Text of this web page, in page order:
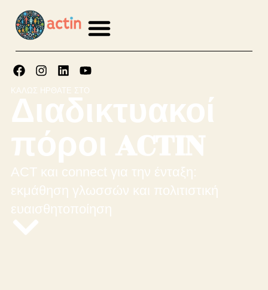
ΚΑΛΩΣ ΗΡΘΑΤΕ ΣΤΟ
Διαδικτυακοί
πόροι ACTIN
ACT και connect για την ένταξη:
εκμάθηση γλωσσών και πολιτιστική
ευαισθητοποίηση